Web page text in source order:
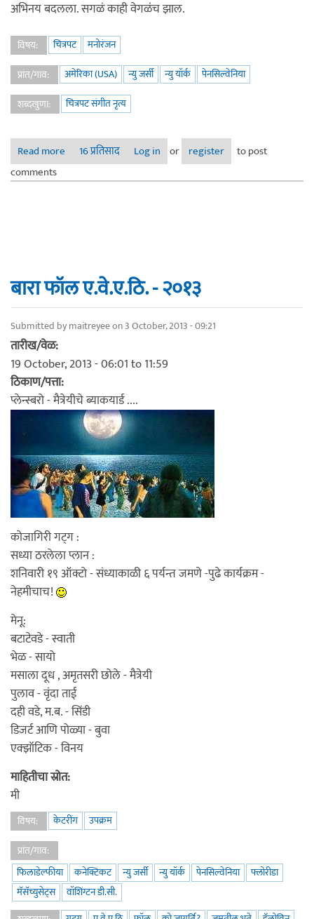
अभिनय बदलला. सगळं काही वेगळंच झाल.
विषय: चित्रपट
मनोरंजन
प्रांत/गाव:
अमेरिका (USA) न्यु जर्सी न्यु यॉर्क
पेनसिल्वेनिया
शब्दखुणा:
चित्रपट संगीत नृत्य
Read more
about परदेसाई (विनय) याने काढलेला पहिला हिंदी चित्रपट.. 100:
The Tribute
16 प्रतिसाद Log in or register
to post
comments
बारा फॉल ए.वे.ए.ठि. - २०१३
Submitted bymaitreyeeon 3 October, 2013 - 09:21
तारीख/वेळ:
19 October, 2013 -06:01to11:59
ठिकाण/पत्ता:
प्लेन्स्बरो - मैत्रेयीचे ब्याकयार्ड ....
कोजागिरी गट्ग :
सध्या ठरलेला प्लान :
शनिवारी १९ ऑक्टो - संध्याकाळी ६ पर्यन्त जमणे -पुढे कार्यक्रम -
नेहमीचाच!
मेनू:
बटाटेवडे - स्वाती
भेळ - सायो
मसाला दूध , अमृतसरी छोले - मैत्रेयी
पुलाव - वृंदा ताई
दही वडे, म.ब. - सिंडी
डिजर्ट आणि पोळ्या - बुवा
एक्झॉटिक - विनय
माहितीचा स्रोत:
मी
विषय: केटरींग
उपक्रम
प्रांत/गाव:
फिलाडेल्फीया
कनेक्टिकट न्यु जर्सी न्यु यॉर्क पेनसिल्वेनिया
फ्लोरीडा
मॅसॅच्युसेट्स
वॉशिंग्टन डी.सी.